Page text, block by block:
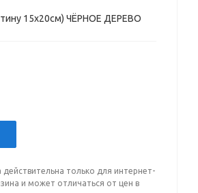
15х20см) ЧЁРНОЕ ДЕРЕВО
действительна только для интернет-
и может отличаться от цен в